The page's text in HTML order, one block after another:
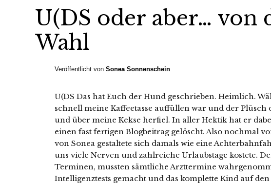
U(DS oder aber… von
Wahl
Veröffentlicht von Sonea Sonnenschein
U(DS Das hat Euch der Hund geschrieben. Heimlich.
schnell meine Kaffeetasse auffüllen war und der Plüsch
und über meine Kekse herfiel. In aller Hektik hat er
einen fast fertigen Blogbeitrag gelöscht. Also nochmal
von Sonea gestaltete sich damals wie eine
uns viele Nerven und zahlreiche Urlaubstage kostete.
Terminen, mussten sämtliche Arzttermine
Intelligenztests gemacht und das komplette Kind auf